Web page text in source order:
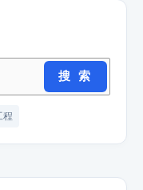
搜 索
程